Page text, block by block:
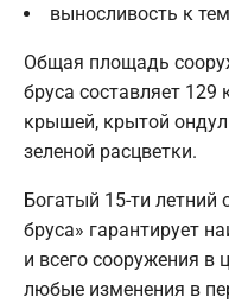
выносливость к
Общая площадь
бруса составляет
крышей, крытой
зеленой расцветки.
Богатый 15-ти
бруса» гарантирует
и всего сооружения
любые изменения в